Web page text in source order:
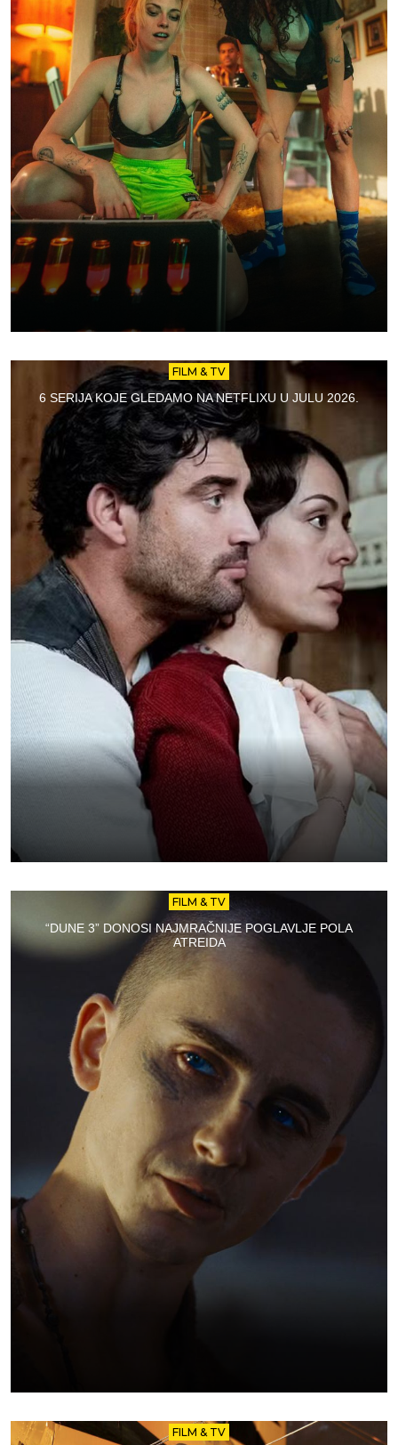
FILM & TV
6 SERIJA KOJE GLEDAMO NA NETFLIXU U JULU 2026.
FILM & TV
“DUNE 3” DONOSI NAJMRAČNIJE POGLAVLJE POLA
ATREIDA
FILM & TV